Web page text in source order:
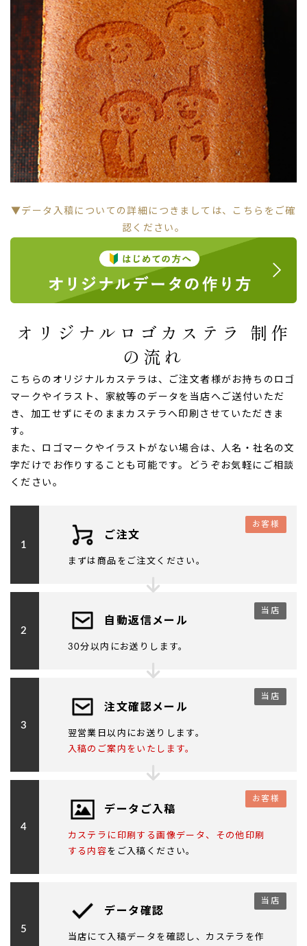
▼データ入稿についての詳細につきましては、こちらをご確
認ください。
オリジナルロゴカステラ 制作
の流れ
こちらのオリジナルカステラは、ご注文者様がお持ちのロゴ
マークやイラスト、家紋等のデータを当店へご送付いただ
き、加工せずにそのままカステラへ印刷させていただきま
す。
また、ロゴマークやイラストがない場合は、人名・社名の文
字だけでお作りすることも可能です。どうぞお気軽にご相談
ください。
1
お客様
ご注文
まずは商品をご注文ください。
2
当店
自動返信メール
30分以内にお送りします。
3
当店
注文確認メール
翌営業日以内にお送りします。
入稿のご案内をいたします。
4
お客様
データご入稿
カステラに印刷する画像データ、その他印刷
する内容をご入稿ください。
5
当店
データ確認
当店にて入稿データを確認し、カステラを作
お買い物を続ける